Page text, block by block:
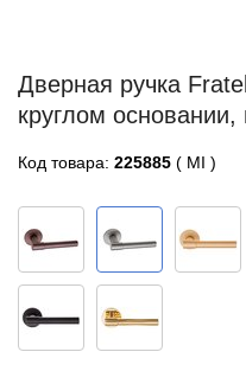
Дверная ручка
круглом
Код товара: 225885 ( MI )